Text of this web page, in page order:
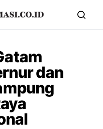
dan